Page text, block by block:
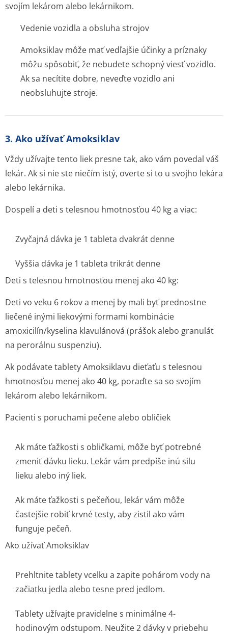
svojím lekárom alebo lekárnikom.
Vedenie vozidla a obsluha strojov
Amoksiklav môže mať vedľajšie účinky a príznaky
môžu spôsobiť, že nebudete schopný viesť vozidlo.
Ak sa necítite dobre, neveďte vozidlo ani
neobsluhujte stroje.
3. Ako užívať Amoksiklav
Vždy užívajte tento liek presne tak, ako vám povedal váš
lekár. Ak si nie ste niečím istý, overte si to u svojho lekára
alebo lekárnika.
Dospelí a deti s telesnou hmotnosťou 40 kg a viac:
Zvyčajná dávka je 1 tableta dvakrát denne
Vyššia dávka je 1 tableta trikrát denne
Deti s telesnou hmotnosťou menej ako 40 kg:
Deti vo veku 6 rokov a menej by mali byť prednostne
liečené inými liekovými formami kombinácie
amoxicilín/kyselina klavulánová (prášok alebo granulát
na perorálnu suspenziu).
Ak podávate tablety Amoksiklavu dieťaťu s telesnou
hmotnosťou menej ako 40 kg, poraďte sa so svojím
lekárom alebo lekárnikom.
Pacienti s poruchami pečene alebo obličiek
Ak máte ťažkosti s obličkami, môže byť potrebné
zmeniť dávku lieku. Lekár vám predpíše inú silu
lieku alebo iný liek.
Ak máte ťažkosti s pečeňou, lekár vám môže
častejšie robiť krvné testy, aby zistil ako vám
funguje pečeň.
Ako užívať Amoksiklav
Prehltnite tablety vcelku a zapite pohárom vody na
začiatku jedla alebo tesne pred jedlom.
Tablety užívajte pravidelne s minimálne 4-
hodinovým odstupom. Neužite 2 dávky v priebehu